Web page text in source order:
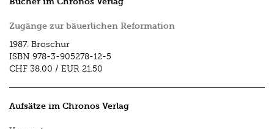
Zugänge zur bäuerlichen Reformation
1987. Broschur
ISBN 978-3-905278-12-5
CHF 38.00 / EUR 21.50
Aufsätze im Chronos Verlag